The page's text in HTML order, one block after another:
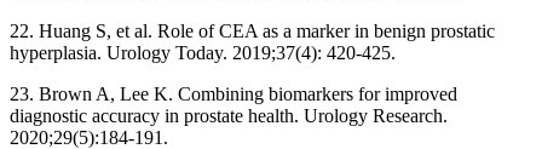
22. Huang S, et al. Role of CEA as a marker in benign prostatic
hyperplasia. Urology Today. 2019;37(4): 420-425.
23. Brown A, Lee K. Combining biomarkers for improved
diagnostic accuracy in prostate health. Urology Research.
2020;29(5):184-191.